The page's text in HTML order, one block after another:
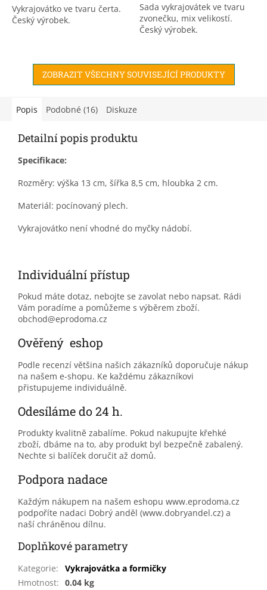
Vykrajovátko ve tvaru čerta.
Český výrobek.
Sada vykrajovátek ve tvaru
zvonečku, mix velikostí.
Český výrobek.
ZOBRAZIT VŠECHNY SOUVISEJÍCÍ PRODUKTY
Popis Podobné (16) Diskuze
Detailní popis produktu
Specifikace:
Rozměry: výška 13 cm, šířka 8,5 cm, hloubka 2 cm.
Materiál: pocínovaný plech.
Vykrajovátko není vhodné do myčky nádobí.
Individuální přístup
Pokud máte dotaz, nebojte se zavolat nebo napsat. Rádi
Vám poradíme a pomůžeme s výběrem zboží.
obchod@eprodoma.cz
Ověřený eshop
Podle recenzí většina našich zákazníků doporučuje nákup
na našem e-shopu. Ke každému zákazníkovi
přistupujeme individuálně.
Odesíláme do 24 h.
Produkty kvalitně zabalíme. Pokud nakupujte křehké
zboží, dbáme na to, aby produkt byl bezpečně zabalený.
Nechte si balíček doručit až domů.
Podpora nadace
Každým nákupem na našem eshopu www.eprodoma.cz
podpoříte nadaci Dobrý anděl (www.dobryandel.cz) a
naší chráněnou dílnu.
Doplňkové parametry
Kategorie:
Vykrajovátka a formičky
Hmotnost: 0.04 kg